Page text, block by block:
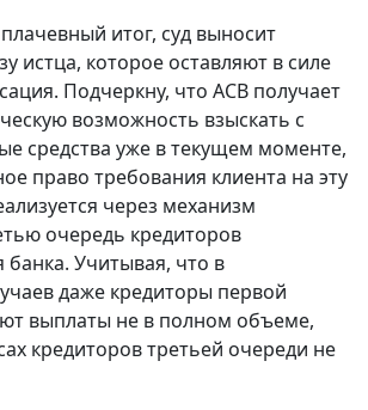
итог, суд выносит
истца, которое оставляют в силе
Подчеркну, что АСВ получает
возможность взыскать с
средства уже в текущем моменте,
право требования клиента на эту
через механизм
очередь кредиторов
банка. Учитывая, что в
даже кредиторы первой
выплаты не в полном объеме,
кредиторов третьей очереди не